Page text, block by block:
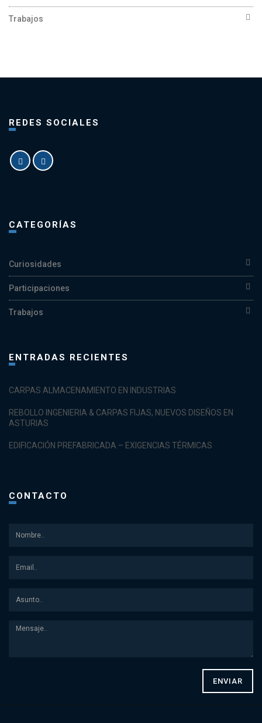
Trabajos
REDES SOCIALES
CATEGORÍAS
Curiosidades
Participaciones
Trabajos
ENTRADAS RECIENTES
CARPAS ALMACENAMIENTO EN INDUSTRIAS
REBOLLO INGENIERIA & CARPAS FIJAS, NUEVOS DISEÑOS EN
ASTURIAS
EDIFICACIÓN PREFABRICADA – EXIGENCIAS TÉRMICAS
CONTACTO